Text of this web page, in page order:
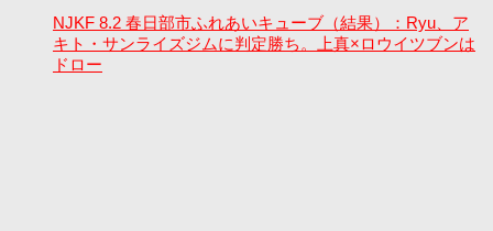
NJKF 8.2 春日部市ふれあいキューブ（結果）：Ryu、ア
キト・サンライズジムに判定勝ち。上真×ロウイツブンは
ドロー